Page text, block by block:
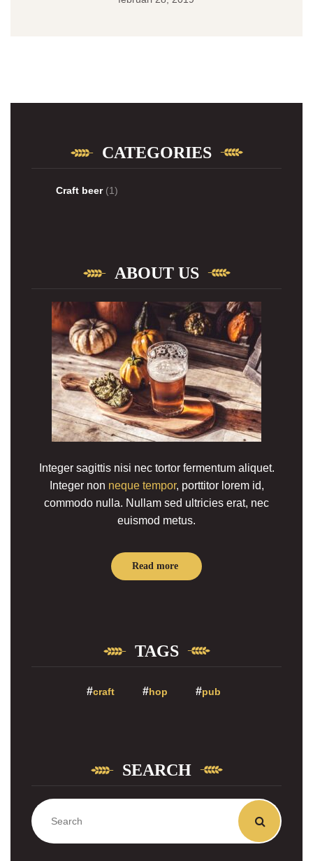
CATEGORIES
Craft beer(1)
ABOUT US
Integer sagittis nisi nec tortor fermentum aliquet.
Integer non neque tempor, porttitor lorem id,
commodo nulla. Nullam sed ultricies erat, nec
euismod metus.
Read more
TAGS
craft hop pub
SEARCH